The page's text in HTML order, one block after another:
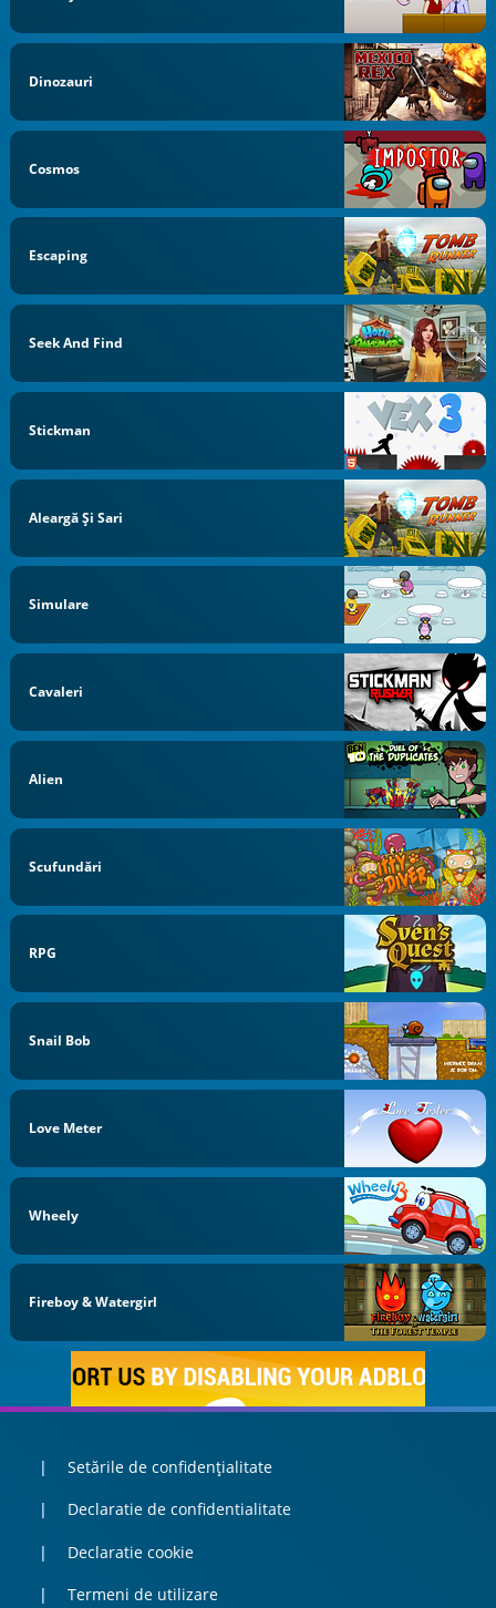
Dinozauri
Cosmos
Escaping
Seek And Find
Stickman
Aleargă Și Sari
Simulare
Cavaleri
Alien
Scufundări
RPG
Snail Bob
Love Meter
Wheely
Fireboy & Watergirl
Setările de confidențialitate
Declaratie de confidentialitate
Declaratie cookie
Termeni de utilizare